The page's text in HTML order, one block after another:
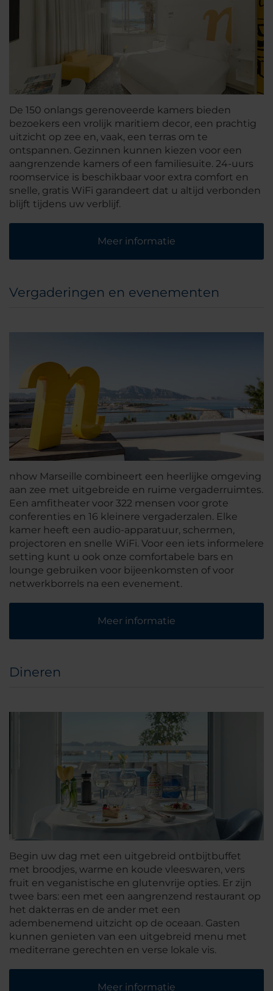
De 150 onlangs gerenoveerde kamers bieden
bezoekers een vrolijk maritiem decor, een prachtig
uitzicht op zee en, vaak, een terras om te
ontspannen. Gezinnen kunnen kiezen voor een
aangrenzende kamers of een familiesuite. 24-uurs
roomservice is beschikbaar voor extra comfort en
snelle, gratis WiFi garandeert dat u altijd verbonden
blijft tijdens uw verblijf.
Meer informatie
Vergaderingen en evenementen
nhow Marseille combineert een heerlijke omgeving
aan zee met uitgebreide en ruime vergaderruimtes.
Een amfitheater voor 322 mensen voor grote
conferenties en 16 kleinere vergaderzalen. Elke
kamer heeft een audio-apparatuur, schermen,
projectoren en snelle WiFi. Voor een iets informelere
setting kunt u ook onze comfortabele bars en
lounge gebruiken voor bijeenkomsten of voor
netwerkborrels na een evenement.
Meer informatie
Dineren
Begin uw dag met een uitgebreid ontbijtbuffet
met broodjes, warme en koude vleeswaren, vers
fruit en veganistische en glutenvrije opties. Er zijn
twee bars: een met een aangrenzend restaurant op
het dakterras en de ander met een
adembenemend uitzicht op de oceaan. Gasten
kunnen genieten van een uitgebreid menu met
mediterrane gerechten en verse lokale vis.
Meer informatie